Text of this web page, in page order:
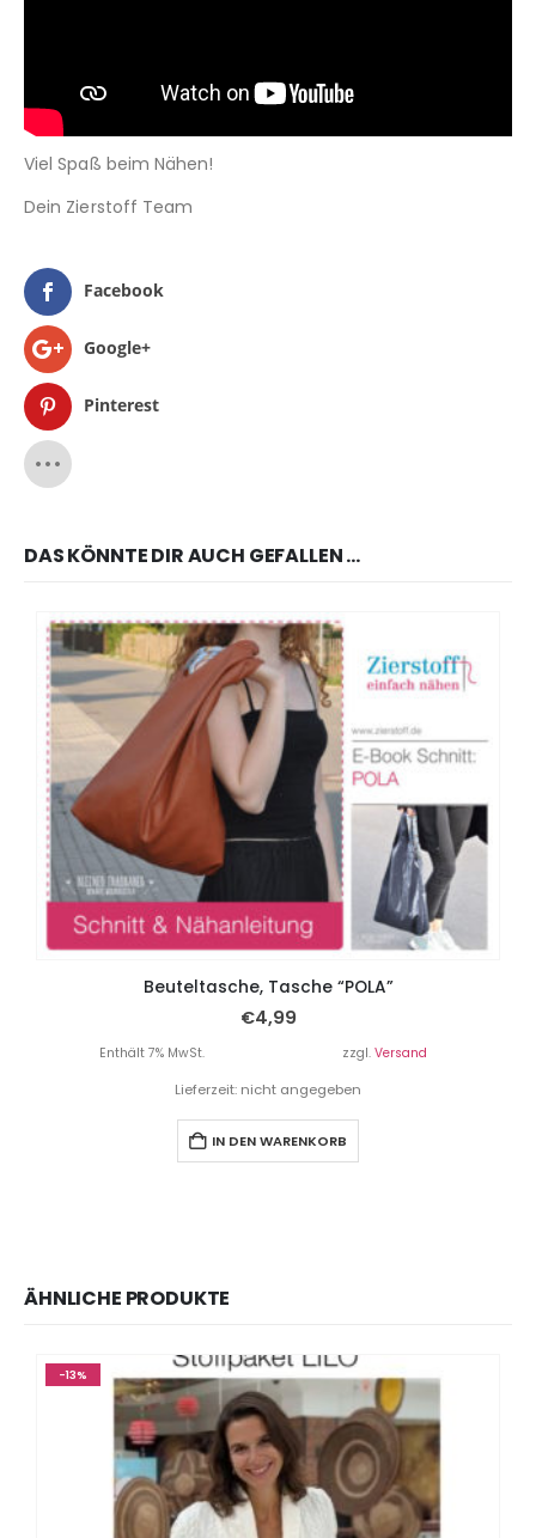
Viel Spaß beim Nähen!
Dein Zierstoff Team
Facebook
Google+
Pinterest
DAS KÖNNTE DIR AUCH GEFALLEN …
Beuteltasche, Tasche “POLA”
€4,99
Enthält 7% MwSt. zzgl. Versand
Lieferzeit: nicht angegeben
IN DEN WARENKORB
ÄHNLICHE PRODUKTE
-13%